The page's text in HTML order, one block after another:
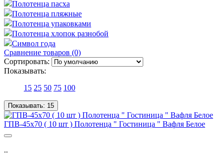
Полотенца пасха
Полотенца пляжные
Полотенца упаковками
Полотенца хлопок разнобой
Символ года
Сравнение товаров (0)
Сортировать:
Показывать:
15 25 50 75 100
Показывать: 15
ГПВ-45х70 ( 10 шт ) Полотенца " Гостиница " Вафля Белое
..